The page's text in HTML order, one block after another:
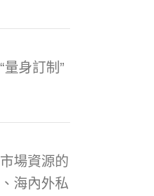
身訂制”
場資源的
海內外私